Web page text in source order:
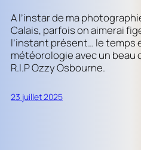
A l’instar de ma
Calais, parfois on aimerai
l’instant présent… le temps
météorologie avec un beau
R.I.P Ozzy Osbourne.
23 juillet 2025